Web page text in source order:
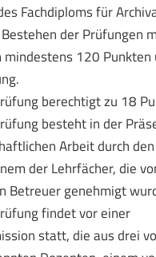
Fachdiploms für
der Prüfungen
mindestens 120 Punkten
berechtigt zu 18
besteht in der
Arbeit durch den
der Lehrfächer, die
Betreuer genehmigt
findet vor einer
statt, die aus drei